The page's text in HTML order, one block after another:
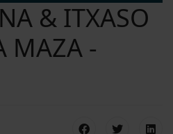
& ITXASO
MAZA -